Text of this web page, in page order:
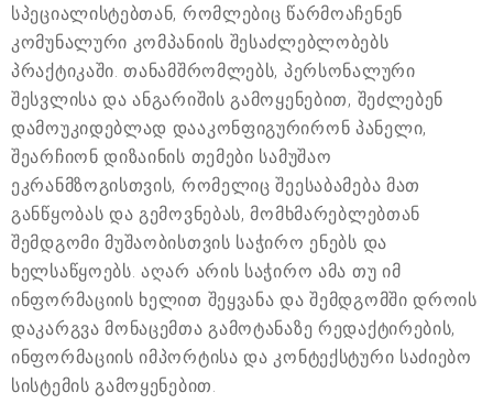
სპეციალისტებთან, რომლებიც წარმოაჩენენ
კომუნალური კომპანიის შესაძლებლობებს
პრაქტიკაში. თანამშრომლებს, პერსონალური
შესვლისა და ანგარიშის გამოყენებით, შეძლებენ
დამოუკიდებლად დააკონფიგურირონ პანელი,
შეარჩიონ დიზაინის თემები სამუშაო
ეკრანმზოგისთვის, რომელიც შეესაბამება მათ
განწყობას და გემოვნებას, მომხმარებლებთან
შემდგომი მუშაობისთვის საჭირო ენებს და
ხელსაწყოებს. აღარ არის საჭირო ამა თუ იმ
ინფორმაციის ხელით შეყვანა და შემდგომში დროის
დაკარგვა მონაცემთა გამოტანაზე რედაქტირების,
ინფორმაციის იმპორტისა და კონტექსტური საძიებო
სისტემის გამოყენებით.